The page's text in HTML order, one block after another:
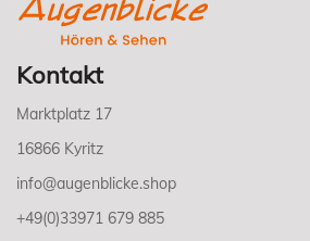
Kontakt
Marktplatz 17
16866 Kyritz
info@augenblicke.shop
+49(0)33971 679 885